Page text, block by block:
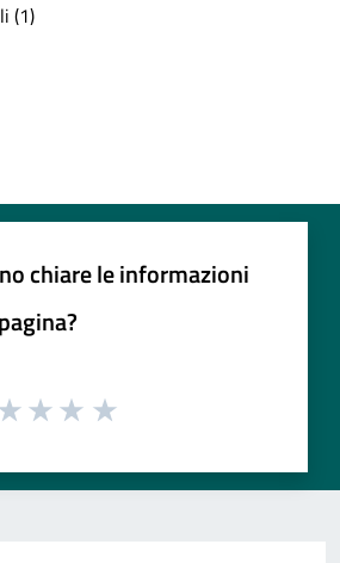
(1)
chiare le informazioni